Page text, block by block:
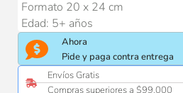
Formato 20 x 24 cm
Edad: 5+ años
Ahora
Pide y paga contra entrega
Envíos Gratis
Compras superiores a $99.000